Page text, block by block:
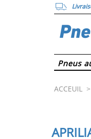
Pneus
ACCEUIL >